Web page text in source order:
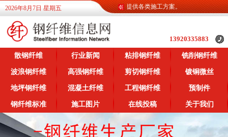
2026年8月7日 星期五
维信息网为广大客户提供各类钢纤维信息，提供各类施工方案。
13920335883
散钢纤维 行业新闻 粘排钢纤维 铣削钢纤维
波浪钢纤维 高强钢纤维 剪切钢纤维 镀铜微丝
地坪钢纤维 混凝土纤维 工程钢纤维 预制件
钢纤维标准 施工图片 在线投稿 关于我们